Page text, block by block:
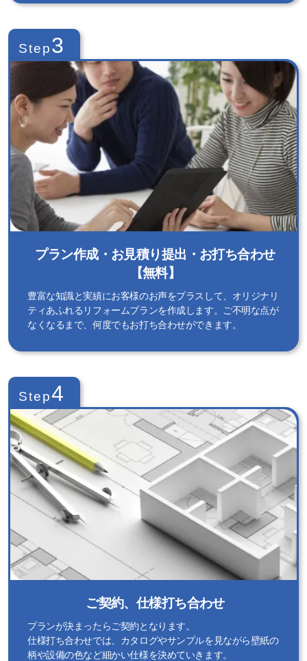
Step3
プラン作成・お見積り提出・お打ち合わせ
【無料】
豊富な知識と実績にお客様のお声をプラスして、オリジナリ
ティあふれるリフォームプランを作成します。ご不明な点が
なくなるまで、何度でもお打ち合わせができます。
Step4
ご契約、仕様打ち合わせ
プランが決まったらご契約となります。
仕様打ち合わせでは、カタログやサンプルを見ながら壁紙の
柄や設備の色など細かい仕様を決めていきます。